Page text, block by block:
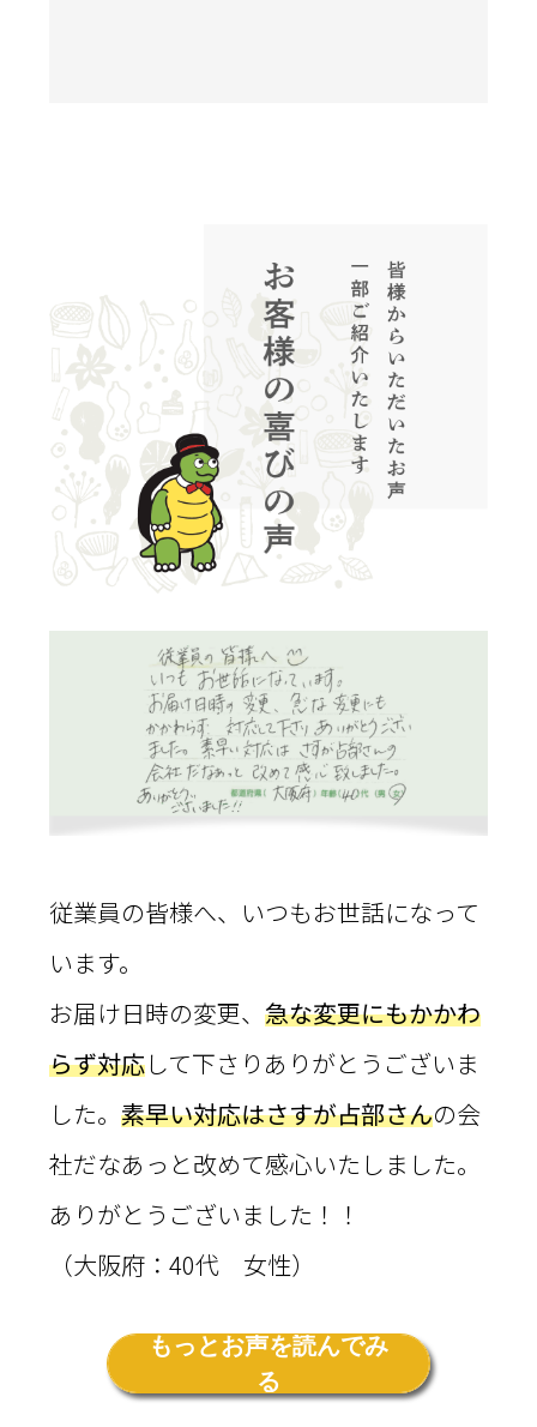
従業員の皆様へ、いつもお世話になって
います。
お届け日時の変更、 急な変更にもかかわ
らず対応して下さりありがとうございま
した。 素早い対応はさすが占部さんの会
社だなあっと改めて感心いたしました。
ありがとうございました！！
（大阪府：40代 女性）
もっとお声を読んでみ
る